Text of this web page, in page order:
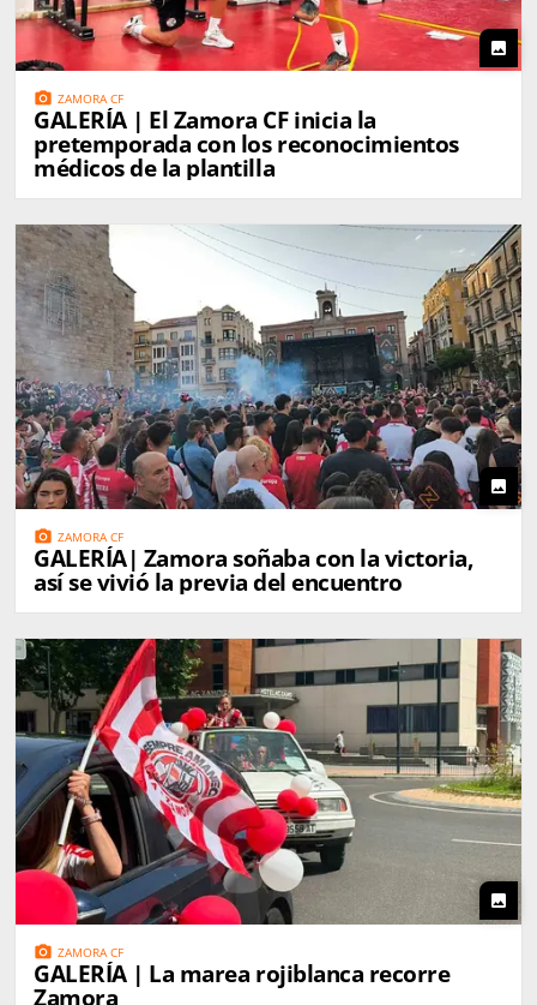
photo
photo_camera ZAMORA CF
GALERÍA | El Zamora CF inicia la
pretemporada con los reconocimientos
médicos de la plantilla
photo
photo_camera ZAMORA CF
GALERÍA| Zamora soñaba con la victoria,
así se vivió la previa del encuentro
photo
photo_camera ZAMORA CF
GALERÍA | La marea rojiblanca recorre
Zamora